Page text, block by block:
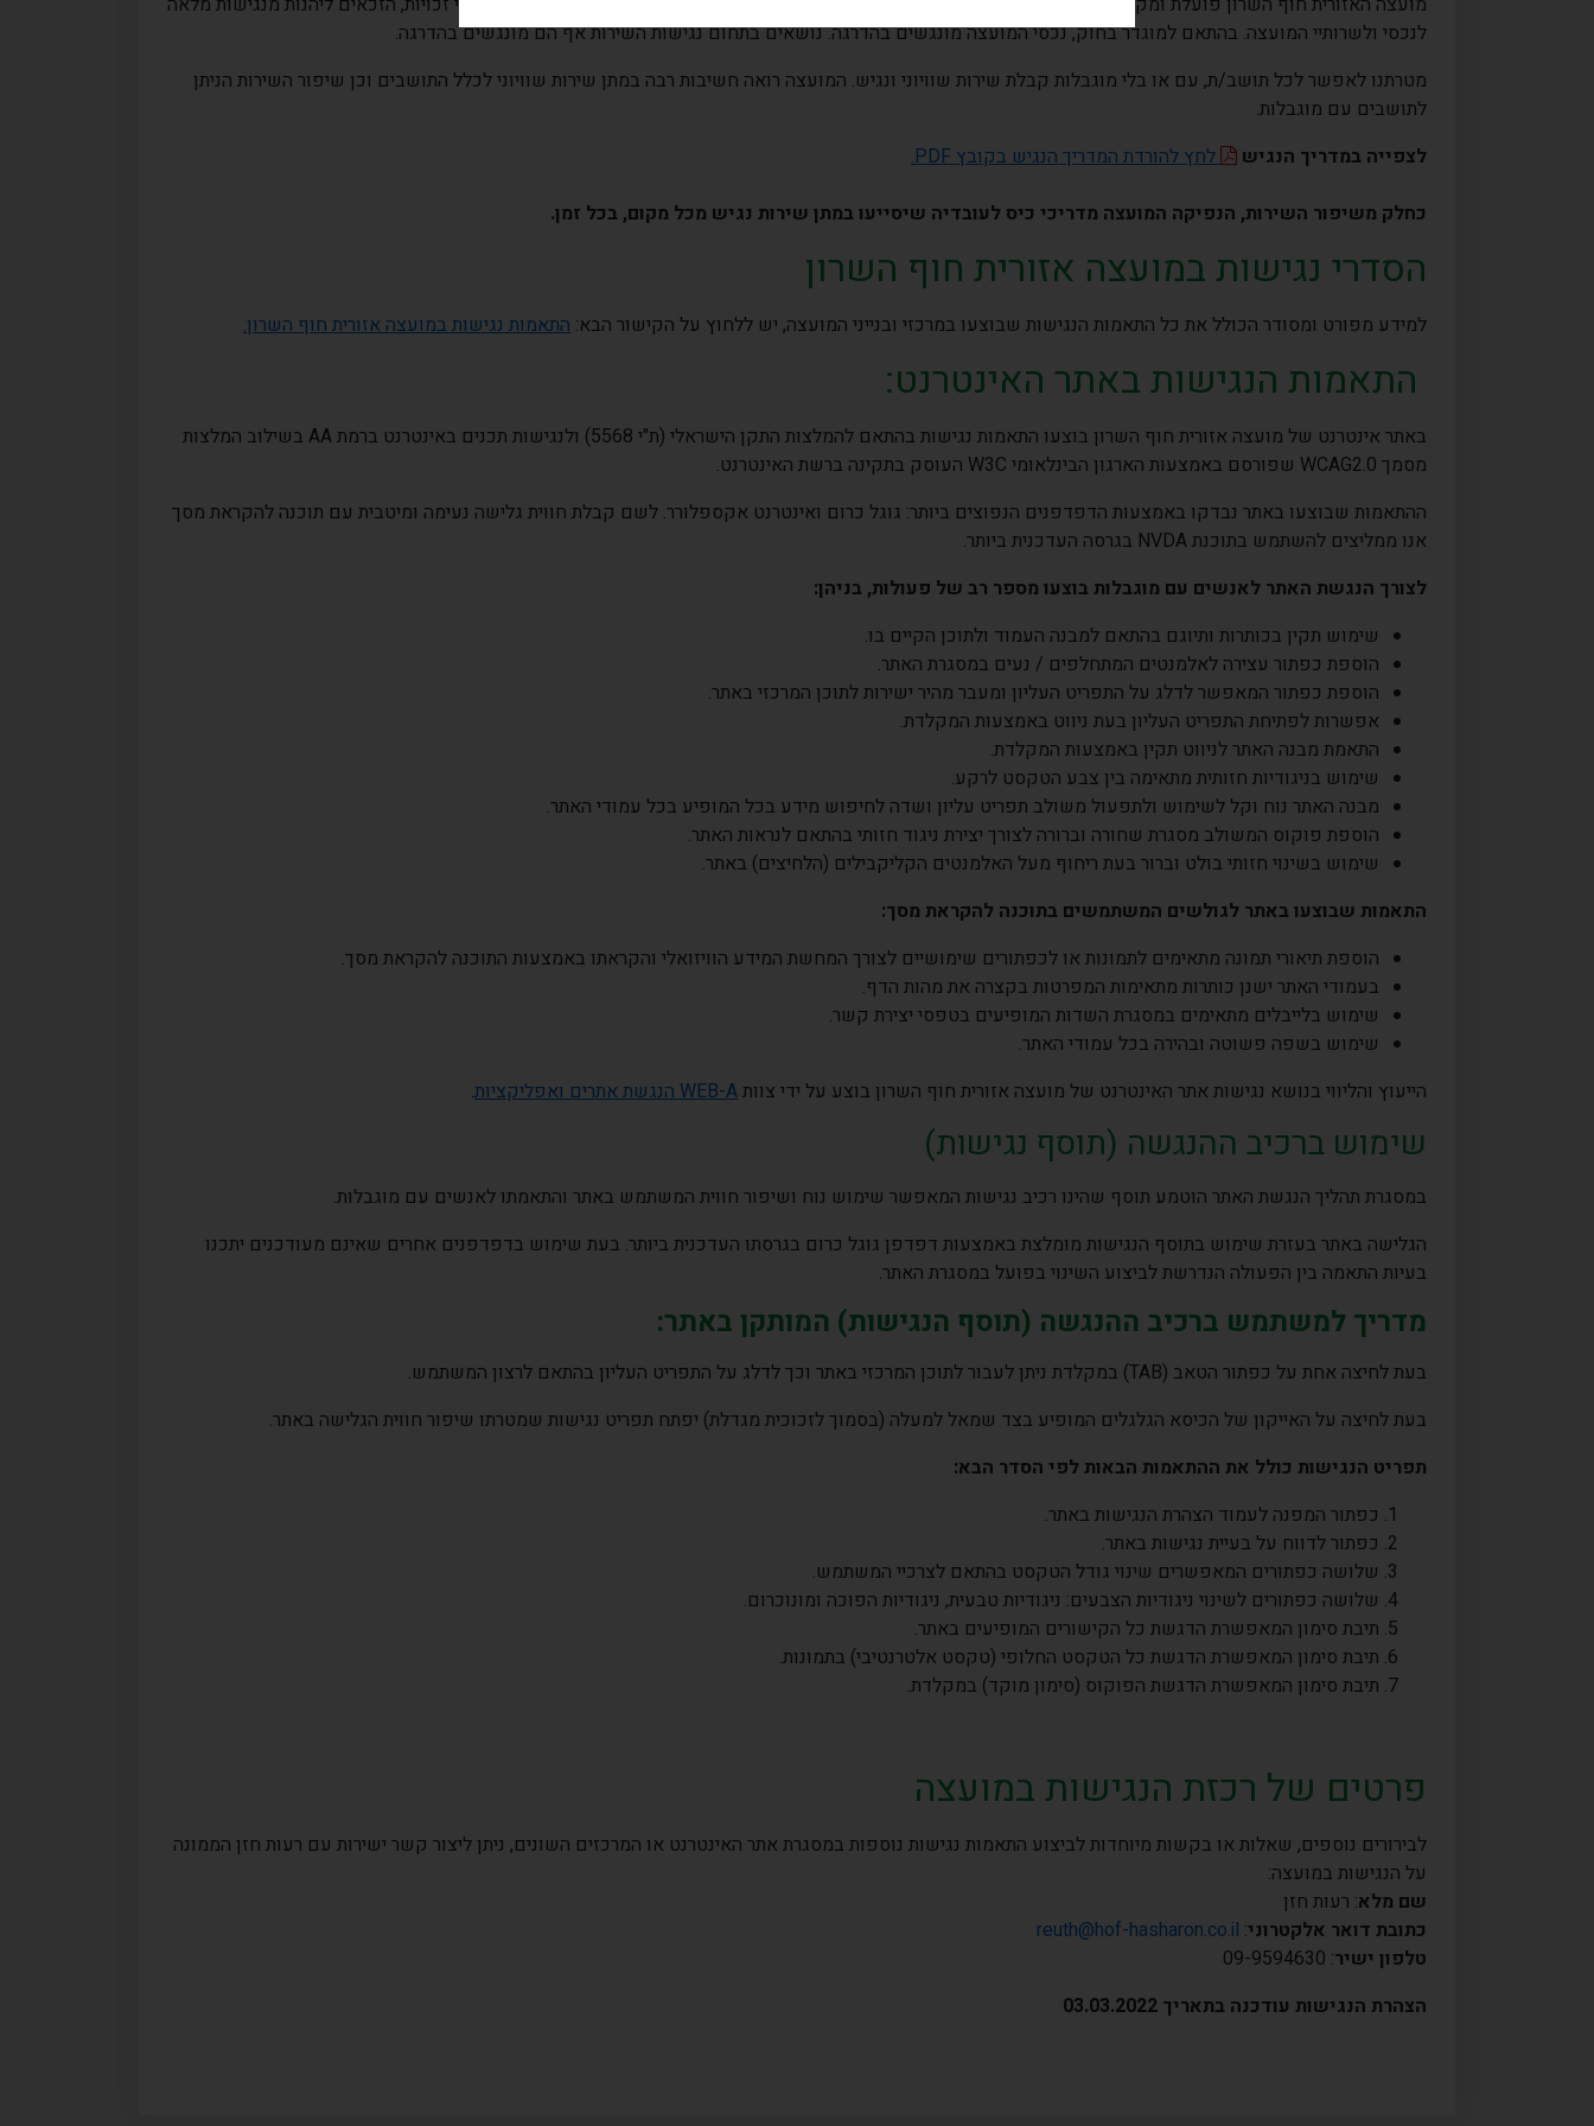
לנכסי ולשרותיי המועצה. בהתאם למוגדר בחוק, נכסי המועצה מונגשים בהדרגה. נושאים בתחום נגישות השירות אף הם מונגשים בהדרגה.
מטרתנו לאפשר לכל תושב/ת, עם או בלי מוגבלות קבלת שירות שוויוני ונגיש. המועצה רואה חשיבות רבה במתן שירות שוויוני לכלל התושבים וכן שיפור השירות הניתן
לתושבים עם מוגבלות.
לצפייה במדריך הנגיש
לחץ להורדת המדריך הנגיש בקובץ PDF
.
כחלק משיפור השירות, הנפיקה המועצה מדריכי כיס לעובדיה שיסייעו במתן שירות נגיש מכל מקום, בכל זמן.
הסדרי נגישות במועצה אזורית חוף השרון
למידע מפורט ומסודר הכולל את כל התאמות הנגישות שבוצעו במרכזי ובנייני המועצה, יש ללחוץ על הקישור הבא: התאמות נגישות במועצה אזורית חוף השרון.
התאמות הנגישות באתר האינטרנט:
באתר אינטרנט של מועצה אזורית חוף השרון בוצעו התאמות נגישות בהתאם להמלצות התקן הישראלי (ת"י 5568) ולנגישות תכנים באינטרנט ברמת AA בשילוב המלצות
מסמך WCAG2.0 שפורסם באמצעות הארגון הבינלאומי W3C העוסק בתקינה ברשת האינטרנט.
ההתאמות שבוצעו באתר נבדקו באמצעות הדפדפנים הנפוצים ביותר: גוגל כרום ואינטרנט אקספלורר. לשם קבלת חווית גלישה נעימה ומיטבית עם תוכנה להקראת מסך
אנו ממליצים להשתמש בתוכנתNVDA בגרסה העדכנית ביותר.
לצורך הנגשת האתר לאנשים עם מוגבלות בוצעו מספר רב של פעולות, בניהן:
שימוש תקין בכותרות ותיוגם בהתאם למבנה העמוד ולתוכן הקיים בו.
הוספת כפתור עצירה לאלמנטים המתחלפים / נעים במסגרת האתר.
הוספת כפתור המאפשר לדלג על התפריט העליון ומעבר מהיר ישירות לתוכן המרכזי באתר.
אפשרות לפתיחת התפריט העליון בעת ניווט באמצעות המקלדת.
התאמת מבנה האתר לניווט תקין באמצעות המקלדת.
שימוש בניגודיות חזותית מתאימה בין צבע הטקסט לרקע.
מבנה האתר נוח וקל לשימוש ולתפעול משולב תפריט עליון ושדה לחיפוש מידע בכל המופיע בכל עמודי האתר.
הוספת פוקוס המשולב מסגרת שחורה וברורה לצורך יצירת ניגוד חזותי בהתאם לנראות האתר.
שימוש בשינוי חזותי בולט וברור בעת ריחוף מעל האלמנטים הקליקבילים (הלחיצים) באתר.
התאמות שבוצעו באתר לגולשים המשתמשים בתוכנה להקראת מסך:
הוספת תיאורי תמונה מתאימים לתמונות או לכפתורים שימושיים לצורך המחשת המידע הוויזואלי והקראתו באמצעות התוכנה להקראת מסך.
בעמודי האתר ישנן כותרות מתאימות המפרטות בקצרה את מהות הדף.
שימוש בלייבלים מתאימים במסגרת השדות המופיעים בטפסי יצירת קשר.
שימוש בשפה פשוטה ובהירה בכל עמודי האתר.
הייעוץ והליווי בנושא נגישות אתר האינטרנט של מועצה אזורית חוף השרון בוצע על ידי צוותWEB-Aהנגשת אתרים ואפליקציות.
שימוש ברכיב ההנגשה (תוסף נגישות)
במסגרת תהליך הנגשת האתר הוטמע תוסף שהינו רכיב נגישות המאפשר שימוש נוח ושיפור חווית המשתמש באתר והתאמתו לאנשים עם מוגבלות.
הגלישה באתר בעזרת שימוש בתוסף הנגישות מומלצת באמצעות דפדפן גוגל כרום בגרסתו העדכנית ביותר. בעת שימוש בדפדפנים אחרים שאינם מעודכנים יתכנו
בעיות התאמה בין הפעולה הנדרשת לביצוע השינוי בפועל במסגרת האתר.
מדריך למשתמש ברכיב ההנגשה (תוסף הנגישות) המותקן באתר:
בעת לחיצה אחת על כפתור הטאב (TAB) במקלדת ניתן לעבור לתוכן המרכזי באתר וכך לדלג על התפריט העליון בהתאם לרצון המשתמש.
בעת לחיצה על האייקון של הכיסא הגלגלים המופיע בצד שמאל למעלה (בסמוך לזכוכית מגדלת) יפתח תפריט נגישות שמטרתו שיפור חווית הגלישה באתר.
תפריט הנגישות כולל את ההתאמות הבאות לפי הסדר הבא:
כפתור המפנה לעמוד הצהרת הנגישות באתר.
כפתור לדווח על בעיית נגישות באתר.
שלושה כפתורים המאפשרים שינוי גודל הטקסט בהתאם לצרכיי המשתמש.
שלושה כפתורים לשינוי ניגודיות הצבעים: ניגודיות טבעית, ניגודיות הפוכה ומונוכרום.
תיבת סימון המאפשרת הדגשת כל הקישורים המופיעים באתר.
תיבת סימון המאפשרת הדגשת כל הטקסט החלופי (טקסט אלטרנטיבי) בתמונות.
תיבת סימון המאפשרת הדגשת הפוקוס (סימון מוקד) במקלדת.
פרטים של רכזת הנגישות במועצה
לבירורים נוספים, שאלות או בקשות מיוחדות לביצוע התאמות נגישות נוספות במסגרת אתר האינטרנט או המרכזים השונים, ניתן ליצור קשר ישירות עם רעות חזן הממונה
על הנגישות במועצה:
שם מלא: רעות חזן
כתובת דואר אלקטרוני:
reuth@hof-hasharon.co.il
טלפון ישיר: 09-9594630
הצהרת הנגישות עודכנה בתאריך 03.03.2022